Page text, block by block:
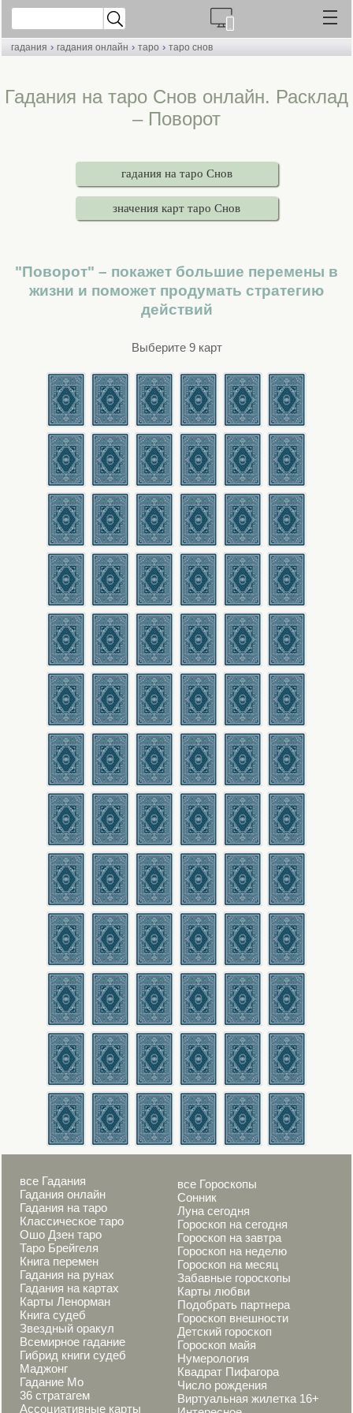
гадания › гадания онлайн › таро › таро снов
Гадания на таро Снов онлайн. Расклад
– Поворот
гадания на таро Снов
значения карт таро Снов
"Поворот" – покажет большие перемены в
жизни и поможет продумать стратегию
действий
Выберите 9 карт
все Гадания
Гадания онлайн
Гадания на таро
Классическое таро
Ошо Дзен таро
Таро Брейгеля
Книга перемен
Гадания на рунах
Гадания на картах
Карты Ленорман
Книга судеб
Звездный оракул
Всемирное гадание
Гибрид книги судеб
Маджонг
Гадание Мо
36 стратагем
Ассоциативные карты
все Гороскопы
Сонник
Луна сегодня
Гороскоп на сегодня
Гороскоп на завтра
Гороскоп на неделю
Гороскоп на месяц
Забавные гороскопы
Карты любви
Подобрать партнера
Гороскоп внешности
Детский гороскоп
Гороскоп майя
Нумерология
Квадрат Пифагора
Число рождения
Виртуальная жилетка 16+